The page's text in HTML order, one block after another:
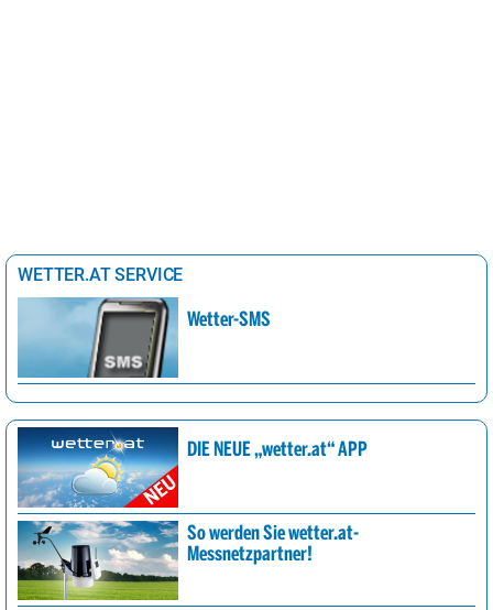
WETTER.AT SERVICE
Wetter-SMS
DIE NEUE „wetter.at“ APP
So werden Sie wetter.at-
Messnetzpartner!